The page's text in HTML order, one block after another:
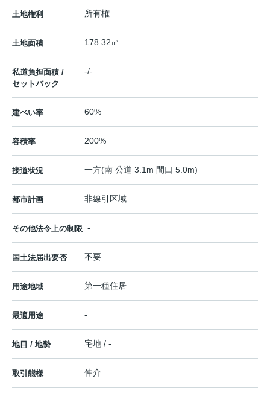
土地権利 所有権
土地面積 178.32㎡
私道負担面積 /
セットバック
-/-
建ぺい率 60%
容積率 200%
接道状況 一方(南 公道 3.1m 間口 5.0m)
都市計画 非線引区域
その他法令上の制限 -
国土法届出要否 不要
用途地域 第一種住居
最適用途 -
地目 / 地勢 宅地 / -
取引態様 仲介